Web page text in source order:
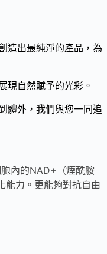
造出最純淨的產品，為
現自然賦予的光彩。
體外，我們與您一同追
內的NAD+（煙酰胺
能力。更能夠對抗自由